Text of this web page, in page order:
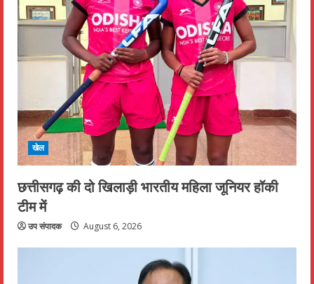
खेल
छत्तीसगढ़ की दो खिलाड़ी भारतीय महिला जूनियर हॉकी
टीम में
उप संपादक August 6, 2026